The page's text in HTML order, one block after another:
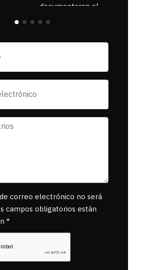
documentaran el
suceso ya que la
pancartas de
exigiendo al asesino
se reponsanbilice
correo electrónico no será
campos obligatorios están
*